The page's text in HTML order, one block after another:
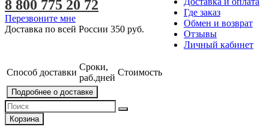
Где заказ
Обмен и возврат
Отзывы
Личный кабинет
8 800 775 20 72
Перезвоните мне
Доставка по всей России 350 руб.
Способ доставки
Сроки,
раб.дней
Стоимость
Подробнее о доставке
Корзина